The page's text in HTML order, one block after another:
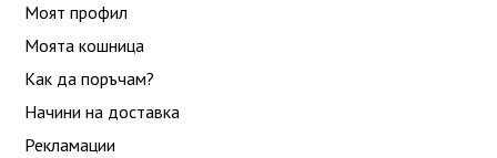
Моят профил
Моята кошница
Как да поръчам?
Начини на доставка
Рекламации